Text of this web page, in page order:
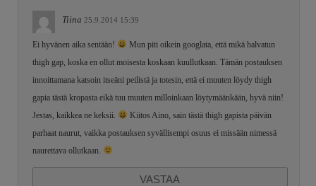
Tiina 25.9.2014 15:39
Ei hyvänen aika sentään!
Mun piti oikein googlata, että mikä halvatun
thigh gap, koska en ollut moisesta koskaan kuullutkaan. Tämän postauksen
innoittamana katsoin itseäni peilistä ja totesin, että ei muuten löydy thigh
gapia tästä kropasta eikä tuu muuten milloinkaan löytymäänkään, hyvä niin!
Jestas, kaikkea ne keksii.
Kiitos Aino, sain tästä thigh gapista päivän
parhaat naurut, vaikka postauksen syvällisempi osuus ei missään nimessä
naurettava ollutkaan.
VASTAA